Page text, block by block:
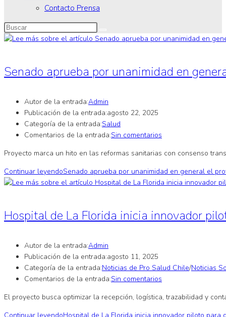
Contacto Prensa
Senado aprueba por unanimidad en
Autor de la entrada:Admin
Publicación de la entrada:agosto 22, 2025
Categoría de la entrada:Salud
Comentarios de la entrada:Sin comentarios
Proyecto marca un hito en las reformas sanitarias con consenso
Continuar leyendoSenado aprueba por unanimidad en general el
Hospital de La Florida inicia innovador
Autor de la entrada:Admin
Publicación de la entrada:agosto 11, 2025
Categoría de la entrada:Noticias de Pro Salud Chile/Noticias
Comentarios de la entrada:Sin comentarios
El proyecto busca optimizar la recepción, logística, trazabilidad y
Continuar leyendoHospital de La Florida inicia innovador piloto